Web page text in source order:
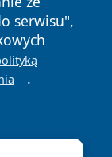
serwisu",
.
Cookies